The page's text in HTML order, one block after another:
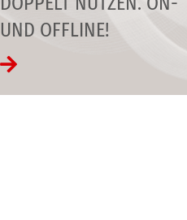
UND OFFLINE!